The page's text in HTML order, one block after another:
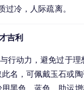
过冷，人际疏离。
吉利
行动力，避免过于
名，可佩戴玉石或
黑色、蓝色，助运